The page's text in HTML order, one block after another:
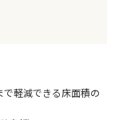
軽減できる床面積の